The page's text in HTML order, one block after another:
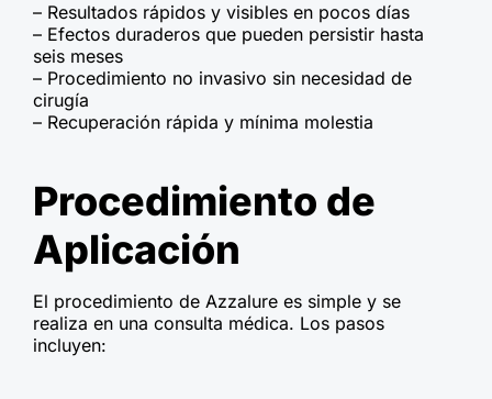
– Resultados rápidos y visibles en pocos días
– Efectos duraderos que pueden persistir hasta
seis meses
– Procedimiento no invasivo sin necesidad de
cirugía
– Recuperación rápida y mínima molestia
Procedimiento de
Aplicación
El procedimiento de Azzalure es simple y se
realiza en una consulta médica. Los pasos
incluyen: